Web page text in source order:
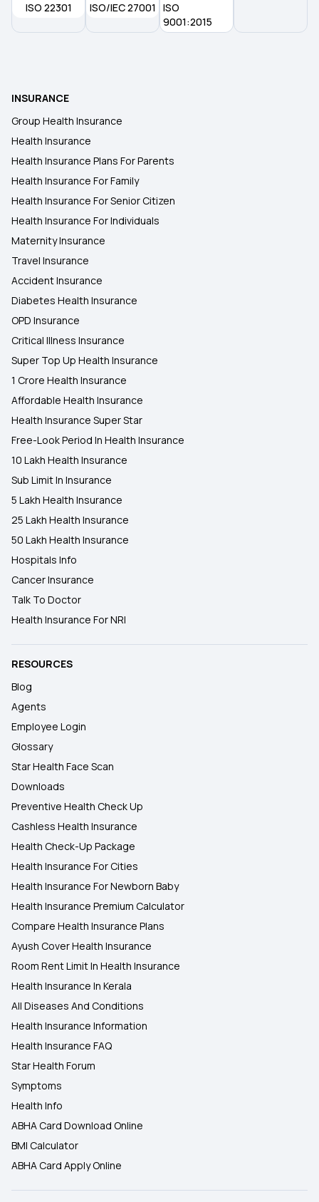
ISO 22301 ISO/IEC 27001
ISO
9001:2015
INSURANCE
Group Health Insurance
Health Insurance
Health Insurance Plans For Parents
Health Insurance For Family
Health Insurance For Senior Citizen
Health Insurance For Individuals
Maternity Insurance
Travel Insurance
Accident Insurance
Diabetes Health Insurance
OPD Insurance
Critical Illness Insurance
Super Top Up Health Insurance
1 Crore Health Insurance
Affordable Health Insurance
Health Insurance Super Star
Free-Look Period In Health Insurance
10 Lakh Health Insurance
Sub Limit In Insurance
5 Lakh Health Insurance
25 Lakh Health Insurance
50 Lakh Health Insurance
Hospitals Info
Cancer Insurance
Talk To Doctor
Health Insurance For NRI
RESOURCES
Blog
Agents
Employee Login
Glossary
Star Health Face Scan
Downloads
Preventive Health Check Up
Cashless Health Insurance
Health Check-Up Package
Health Insurance For Cities
Health Insurance For Newborn Baby
Health Insurance Premium Calculator
Compare Health Insurance Plans
Ayush Cover Health Insurance
Room Rent Limit In Health Insurance
Health Insurance In Kerala
All Diseases And Conditions
Health Insurance Information
Health Insurance FAQ
Star Health Forum
Symptoms
Health Info
ABHA Card Download Online
BMI Calculator
ABHA Card Apply Online